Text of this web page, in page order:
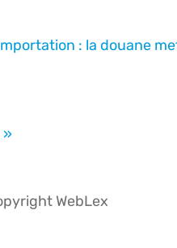
: la douane
»
WebLex